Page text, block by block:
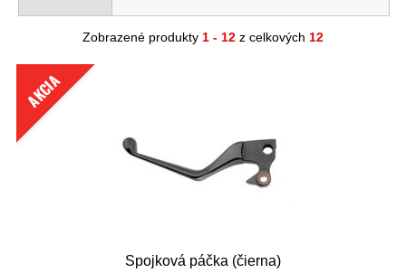
Zobrazené produkty 1 - 12 z celkových 12
AKCIA
Spojková páčka (čierna)